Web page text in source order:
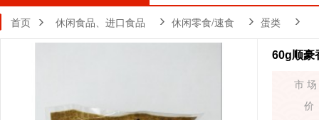
首页 休闲食品、进口食品 休闲零食/速食 蛋类
60g顺豪
市
价